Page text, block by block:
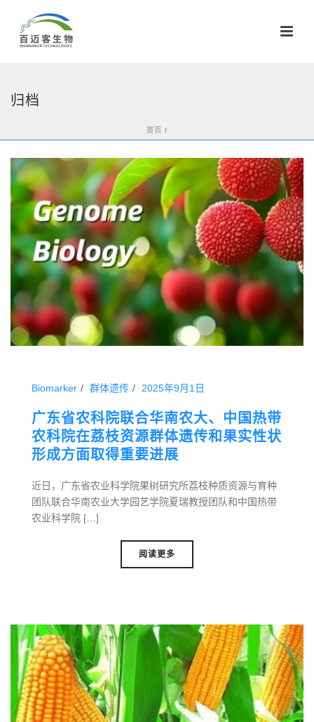
归档
首页 /
Biomarker 群体遗传 2025年9月1日
广东省农科院联合华南农大、中国热带
农科院在荔枝资源群体遗传和果实性状
形成方面取得重要进展
近日，广东省农业科学院果树研究所荔枝种质资源与育种
团队联合华南农业大学园艺学院夏瑞教授团队和中国热带
农业科学院 […]
阅读更多